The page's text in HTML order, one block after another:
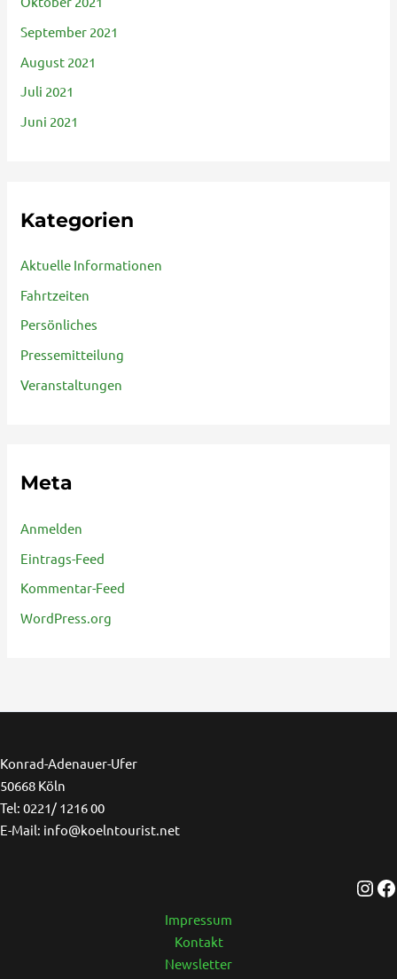
September 2021
August 2021
Juli 2021
Juni 2021
Kategorien
Aktuelle Informationen
Fahrtzeiten
Persönliches
Pressemitteilung
Veranstaltungen
Meta
Anmelden
Eintrags-Feed
Kommentar-Feed
WordPress.org
Konrad-Adenauer-Ufer
50668 Köln
Tel: 0221/ 1216 00
E-Mail: info@koelntourist.net
Impressum
Kontakt
Newsletter